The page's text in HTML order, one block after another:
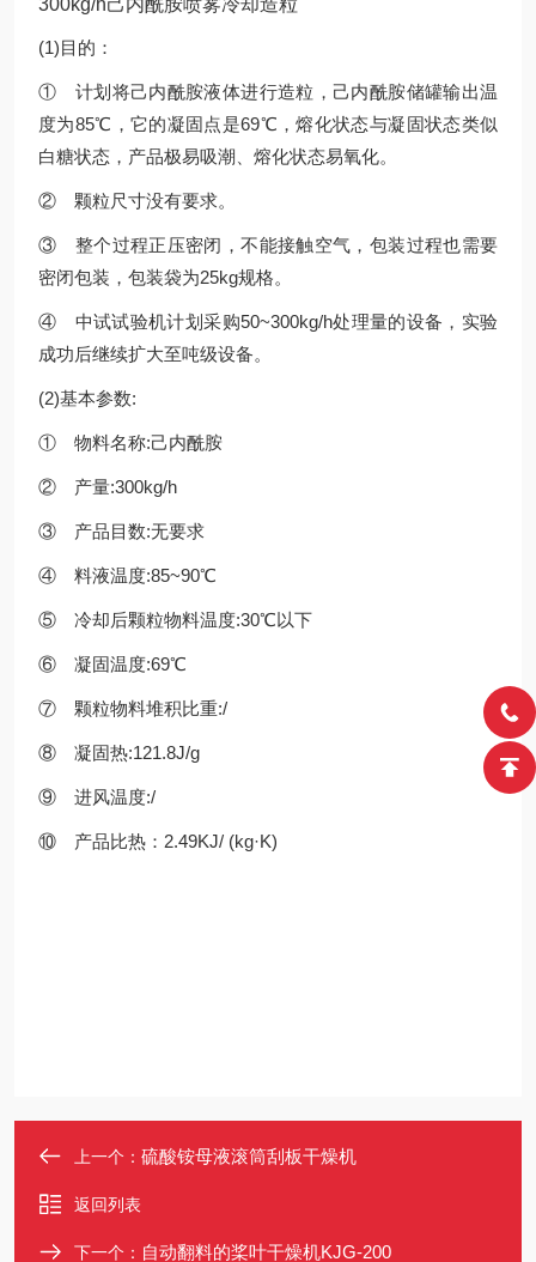
300kg/h己内酰胺喷雾冷却造粒
(1)目的：
① 计划将己内酰胺液体进行造粒，己内酰胺储罐输出温
度为85℃，它的凝固点是69℃，熔化状态与凝固状态类似
白糖状态，产品极易吸潮、熔化状态易氧化。
② 颗粒尺寸没有要求。
③ 整个过程正压密闭，不能接触空气，包装过程也需要
密闭包装，包装袋为25kg规格。
④ 中试试验机计划采购50~300kg/h处理量的设备，实验
成功后继续扩大至吨级设备。
(2)基本参数:
① 物料名称:己内酰胺
② 产量:300kg/h
③ 产品目数:无要求
④ 料液温度:85~90℃
⑤ 冷却后颗粒物料温度:30℃以下
⑥ 凝固温度:69℃
⑦ 颗粒物料堆积比重:/
⑧ 凝固热:121.8J/g
⑨ 进风温度:/
⑩ 产品比热：2.49KJ/ (kg·K)
上一个： 硫酸铵母液滚筒刮板干燥机
返回列表
下一个： 自动翻料的桨叶干燥机KJG-200